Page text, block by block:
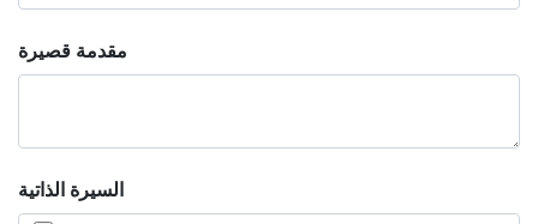
مقدمة قصيرة
السيرة الذاتية